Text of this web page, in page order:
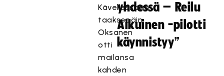
Kävellessään
taaksepäin
Oksanen
otti
mailansa
kahden
yhdessä – Reilu
Aikuinen -pilotti
käynnistyy”